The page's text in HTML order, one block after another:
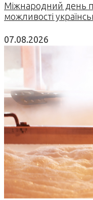
Міжнародний день
можливості
07.08.2026